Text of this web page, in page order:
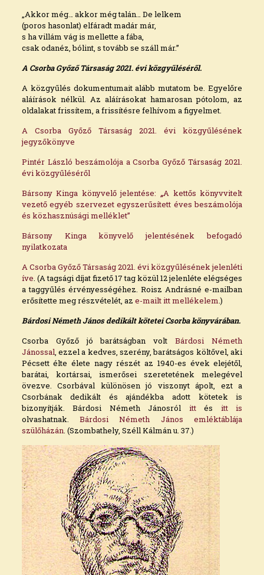
„Akkor még… akkor még talán… De lelkem
(poros hasonlat) elfáradt madár már,
s ha villám vág is mellette a fába,
csak odanéz, bólint, s tovább se száll már.”
A Csorba Győző Társaság 2021. évi közgyűléséről.
A közgyűlés dokumentumait alább mutatom be. Egyelőre
aláírások nélkül. Az aláírásokat hamarosan pótolom, az
oldalakat frissítem, a frissítésre felhívom a figyelmet.
A Csorba Győző Társaság 2021. évi közgyűlésének
jegyzőkönyve
Pintér László beszámolója a Csorba Győző Társaság 2021.
évi közgyűléséről
Bársony Kinga könyvelő jelentése: „A kettős könyvvitelt
vezető egyéb szervezet egyszerűsített éves beszámolója
és közhasznúsági melléklet”
Bársony Kinga könyvelő jelentésének befogadó
nyilatkozata
A Csorba Győző Társaság 2021. évi közgyűlésének jelenléti
íve . (A tagsági díjat fizető 17 tag közül 12 jelenléte elégséges
a taggyűlés érvényességéhez. Roisz Andrásné e-mailban
erősítette meg részvételét, az e-mailt itt mellékelem .)
Bárdosi Németh János dedikált kötetei Csorba könyvárában.
Csorba Győző jó barátságban voltBárdosi Németh
Jánossal , ezzel a kedves, szerény, barátságos költővel, aki
Pécsett élte élete nagy részét az 1940-es évek elejétől,
barátai, kortársai, ismerősei szeretetének melegével
övezve. Csorbával különösen jó viszonyt ápolt, ezt a
Csorbának dedikált és ajándékba adott kötetek is
bizonyítják. Bárdosi Németh Jánosról ittés itt is
olvashatnak.Bárdosi Németh János emléktáblája
szülőházán . (Szombathely, Széll Kálmán u. 37.)